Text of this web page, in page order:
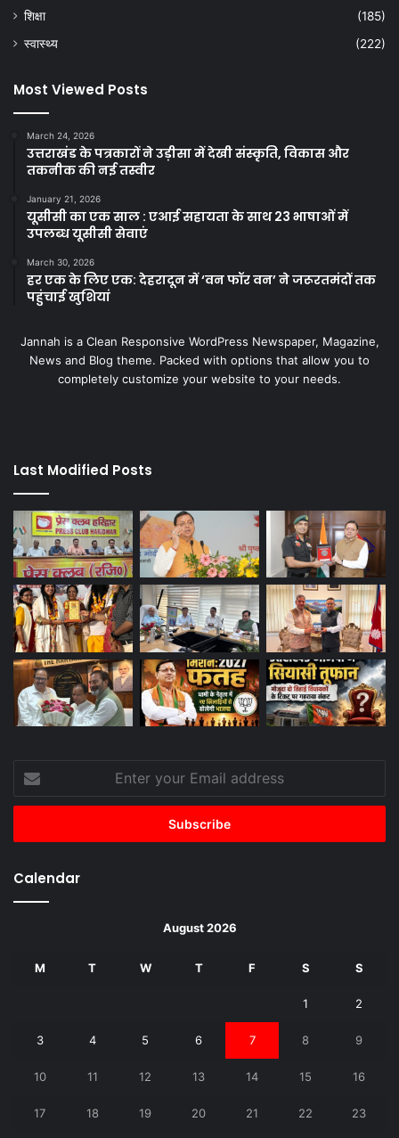
शिक्षा
(185)
स्वास्थ्य
(222)
Most Viewed Posts
March 24, 2026
उत्तराखंड के पत्रकारों ने उड़ीसा में देखी संस्कृति, विकास और
तकनीक की नई तस्वीर
January 21, 2026
यूसीसी का एक साल : एआई सहायता के साथ 23 भाषाओं में
उपलब्ध यूसीसी सेवाएं
March 30, 2026
हर एक के लिए एक: देहरादून में ‘वन फॉर वन’ ने जरूरतमंदों तक
पहुंचाई खुशियां
Jannah is a Clean Responsive WordPress Newspaper, Magazine,
News and Blog theme. Packed with options that allow you to
completely customize your website to your needs.
Last Modified Posts
Enter
your
Email
Calendar
August 2026
M T W T F S S
1 2
3 4 5 6 7 8 9
10 11 12 13 14 15 16
17 18 19 20 21 22 23